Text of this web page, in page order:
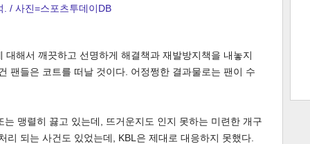
트 크 트 축 사 하기 보기
. / 사진=스포츠투데이DB
해서 깨끗하고 선명하게 해결책과 재발방지책을 내놓지
팬들은 코트를 떠날 것이다. 어정쩡한 결과물로는 팬이 수
맹렬히 끓고 있는데, 뜨거운지도 인지 못하는 미련한 개구
리 되는 사건도 있었는데, KBL은 제대로 대응하지 못했다.